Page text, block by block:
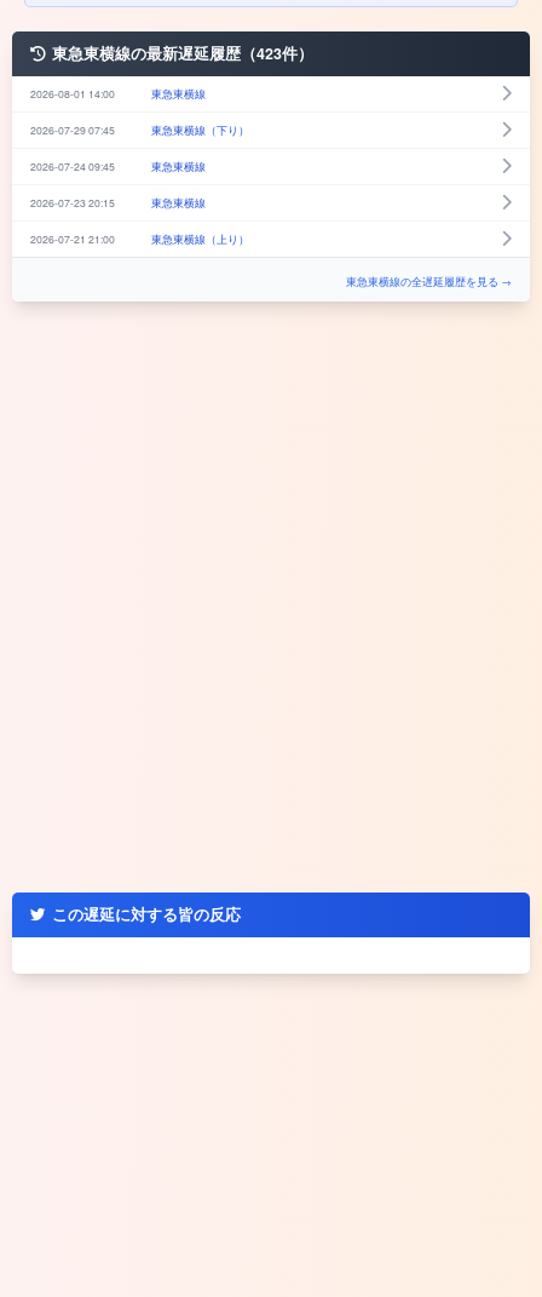
東急東横線の最新遅延履歴（423件）
2026-08-01 14:00 東急東横線
2026-07-29 07:45 東急東横線（下り）
2026-07-24 09:45 東急東横線
2026-07-23 20:15 東急東横線
2026-07-21 21:00 東急東横線（上り）
東急東横線の全遅延履歴を見る →
この遅延に対する皆の反応